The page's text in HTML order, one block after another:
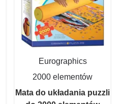
Eurographics
2000 elementów
Mata do układania puzzli